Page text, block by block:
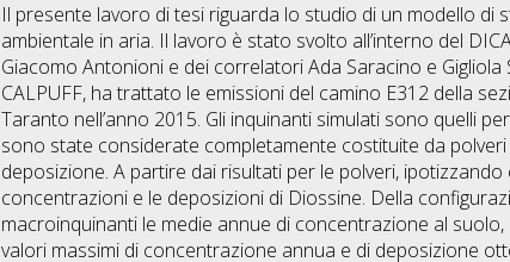
Il presente lavoro di tesi riguarda lo studio di un modello di
ambientale in aria. Il lavoro è stato svolto all’interno del
Giacomo Antonioni e dei correlatori Ada Saracino e
CALPUFF, ha trattato le emissioni del camino E312 della
Taranto nell’anno 2015. Gli inquinanti simulati sono quelli
sono state considerate completamente costituite da
deposizione. A partire dai risultati per le polveri,
concentrazioni e le deposizioni di Diossine. Della
macroinquinanti le medie annue di concentrazione al
valori massimi di concentrazione annua e di deposizione